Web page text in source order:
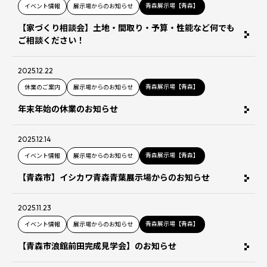
イベント情報 展示場からのお知らせ 青森展示場【青森】
【家づくり相談会】土地・間取り・予算・性能など何でも
ご相談ください！
2025.12.22
休業のご案内 展示場からのお知らせ 青森展示場【青森】
年末年始の休業のお知らせ
2025.12.14
イベント情報 展示場からのお知らせ 青森展示場【青森】
【青森市】イシカワ青森青葉展示場からのお知らせ
2025.11.23
イベント情報 展示場からのお知らせ 青森展示場【青森】
【青森市浪館前田完成見学会】のお知らせ